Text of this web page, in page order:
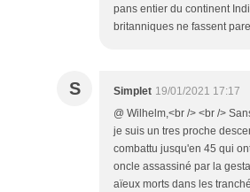
pans entier du continent
britanniques ne fassent
S Simplet 19/01/2021 17:17
@ Wilhelm,<br /> <br />
je suis un tres proche
combattu jusqu'en 45 qui
oncle assassiné par la
aïeux morts dans les